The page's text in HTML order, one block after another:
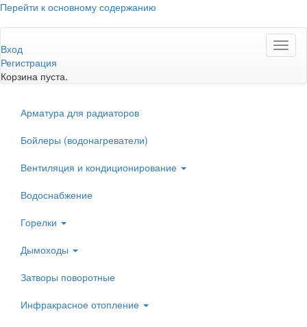
Перейти к основному содержанию
Вход
Регистрация
Корзина пуста.
Арматура для радиаторов
Бойлеры (водонагреватели)
Вентиляция и кондиционирование
Водоснабжение
Горелки
Дымоходы
Затворы поворотные
Инфракрасное отопление